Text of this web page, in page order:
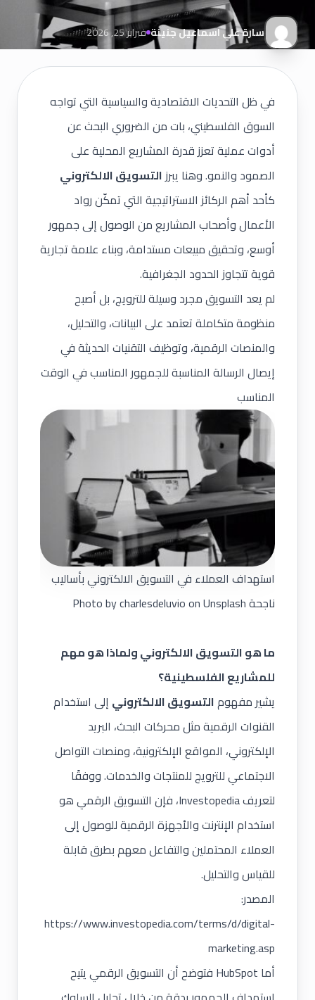
سارة علي اسماعيل جنينة فبراير 25, 2026
في ظل التحديات الاقتصادية والسياسية التي تواجه
السوق الفلسطيني، بات من الضروري البحث عن
أدوات عملية تعزز قدرة المشاريع المحلية على
الصمود والنمو. وهنا يبرزالتسويق الالكتروني
كأحد أهم الركائز الاستراتيجية التي تمكّن رواد
الأعمال وأصحاب المشاريع من الوصول إلى جمهور
أوسع، وتحقيق مبيعات مستدامة، وبناء علامة تجارية
قوية تتجاوز الحدود الجغرافية.
لم يعد التسويق مجرد وسيلة للترويج، بل أصبح
منظومة متكاملة تعتمد على البيانات، والتحليل،
والمنصات الرقمية، وتوظيف التقنيات الحديثة في
إيصال الرسالة المناسبة للجمهور المناسب في الوقت
المناسب
استهداف العملاء في التسويق الالكتروني بأساليب
ناجحة
charlesdeluvioonUnsplash
ما هو التسويق الالكتروني ولماذا هو مهم
للمشاريع الفلسطينية؟
يشير مفهومالتسويق الالكتروني إلى استخدام
القنوات الرقمية مثل محركات البحث، البريد
الإلكتروني، المواقع الإلكترونية، ومنصات التواصل
الاجتماعي للترويج للمنتجات والخدمات. ووفقًا
لتعريف Investopedia، فإن التسويق الرقمي هو
استخدام الإنترنت والأجهزة الرقمية للوصول إلى
العملاء المحتملين والتفاعل معهم بطرق قابلة
للقياس والتحليل.
المصدر:
https://www.investopedia.com/terms/d/digital-
marketing.asp
أما HubSpot فتوضح أن التسويق الرقمي يتيح